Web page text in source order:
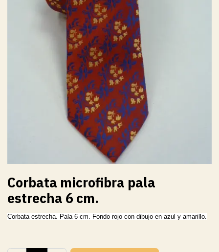
Corbata microfibra pala
estrecha 6 cm.
Corbata estrecha. Pala 6 cm. Fondo rojo con dibujo en azul y amarillo.